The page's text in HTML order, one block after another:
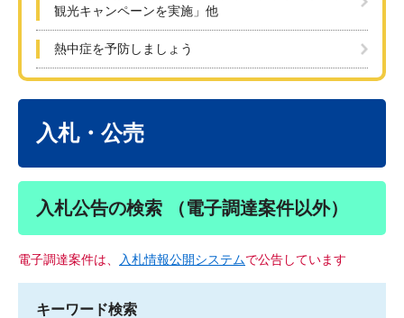
観光キャンペーンを実施」他
熱中症を予防しましょう
入札・公売
入札公告の検索 （電子調達案件以外）
電子調達案件は、 入札情報公開システムで公告しています
キーワード検索